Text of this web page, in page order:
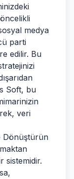
öncelikli
medya
parti
edilir. Bu
Soft, bu
veri
Dönüştürün
sistemidir.